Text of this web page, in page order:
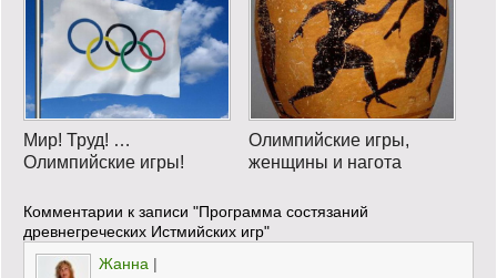
Мир! Труд! …
Олимпийские игры!
Олимпийские игры,
женщины и нагота
Комментарии к записи "Программа состязаний
древнегреческих Истмийских игр"
Жанна |